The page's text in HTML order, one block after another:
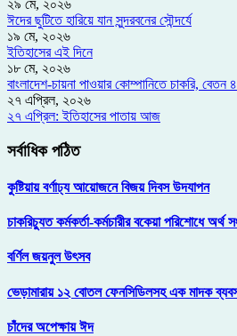
২৯ মে, ২০২৬
ঈদের ছুটিতে হারিয়ে যান সুন্দরবনের সৌন্দর্যে
১৯ মে, ২০২৬
ইতিহাসের এই দিনে
১৮ মে, ২০২৬
বাংলাদেশ-চায়না পাওয়ার কোম্পানিতে চাকরি, বেতন
২৭ এপ্রিল, ২০২৬
২৭ এপ্রিল: ইতিহাসের পাতায় আজ
সর্বাধিক পঠিত
কুষ্টিয়ায় বর্ণাঢ্য আয়োজনে বিজয় দিবস উদযাপন
চাকরিচ্যুত কর্মকর্তা-কর্মচারীর বকেয়া পরিশোধে অর্থ
বর্ণিল জয়নুল উৎসব
ভেড়ামারায় ১২ বোতল ফেনসিডিলসহ এক মাদক
চাঁদের অপেক্ষায় ঈদ